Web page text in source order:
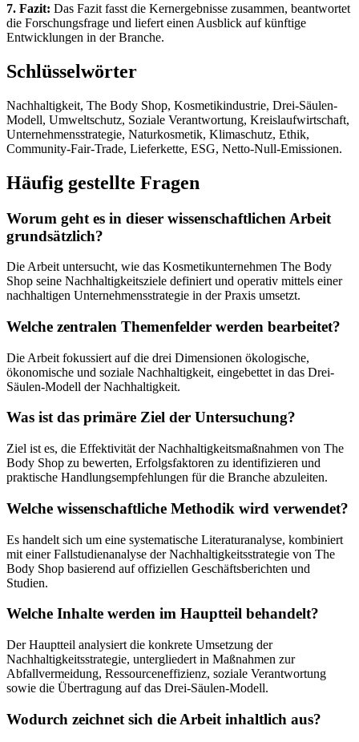
7. Fazit: Das Fazit fasst die Kernergebnisse zusammen, beantwortet
die Forschungsfrage und liefert einen Ausblick auf künftige
Entwicklungen in der Branche.
Schlüsselwörter
Nachhaltigkeit, The Body Shop, Kosmetikindustrie, Drei-Säulen-
Modell, Umweltschutz, Soziale Verantwortung, Kreislaufwirtschaft,
Unternehmensstrategie, Naturkosmetik, Klimaschutz, Ethik,
Community-Fair-Trade, Lieferkette, ESG, Netto-Null-Emissionen.
Häufig gestellte Fragen
Worum geht es in dieser wissenschaftlichen Arbeit
grundsätzlich?
Die Arbeit untersucht, wie das Kosmetikunternehmen The Body
Shop seine Nachhaltigkeitsziele definiert und operativ mittels einer
nachhaltigen Unternehmensstrategie in der Praxis umsetzt.
Welche zentralen Themenfelder werden bearbeitet?
Die Arbeit fokussiert auf die drei Dimensionen ökologische,
ökonomische und soziale Nachhaltigkeit, eingebettet in das Drei-
Säulen-Modell der Nachhaltigkeit.
Was ist das primäre Ziel der Untersuchung?
Ziel ist es, die Effektivität der Nachhaltigkeitsmaßnahmen von The
Body Shop zu bewerten, Erfolgsfaktoren zu identifizieren und
praktische Handlungsempfehlungen für die Branche abzuleiten.
Welche wissenschaftliche Methodik wird verwendet?
Es handelt sich um eine systematische Literaturanalyse, kombiniert
mit einer Fallstudienanalyse der Nachhaltigkeitsstrategie von The
Body Shop basierend auf offiziellen Geschäftsberichten und
Studien.
Welche Inhalte werden im Hauptteil behandelt?
Der Hauptteil analysiert die konkrete Umsetzung der
Nachhaltigkeitsstrategie, untergliedert in Maßnahmen zur
Abfallvermeidung, Ressourceneffizienz, soziale Verantwortung
sowie die Übertragung auf das Drei-Säulen-Modell.
Wodurch zeichnet sich die Arbeit inhaltlich aus?